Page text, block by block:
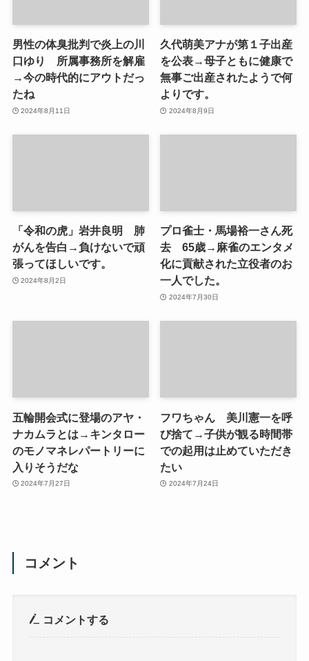
男性の体臭批判で炎上の川
口ゆり 所属事務所を解雇
→今の時代的にアウトだっ
たね
2024年8月11日
久代萌美アナが第１子出産
を公表→母子ともに健康で
無事ご出産されたようで何
よりです。
2024年8月9日
「令和の虎」岩井良明 肺
がんを告白→負けないで頑
張ってほしいです。
2024年8月2日
プロ雀士・馬場裕一さん死
去 65歳→麻雀のエンタメ
化に貢献された立役者のお
一人でした。
2024年7月30日
五輪開会式に登場のアヤ・
ナカムラとは→キンタロー
のモノマネレパートリーに
入りそうだな
2024年7月27日
フワちゃん 美川憲一を呼
び捨て→子供が観る時間帯
での起用は止めていただき
たい
2024年7月24日
コメント
コメントする